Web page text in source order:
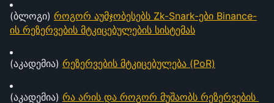
(ბლოგი) როგორ აუმჯობესებს Zk-Snark-ები Binance-
ის რეზერვების მტკიცებულების სისტემას
(აკადემია) რეზერვების მტკიცებულება (PoR)
(აკადემია) რა არის და როგორ მუშაობს რეზერვების